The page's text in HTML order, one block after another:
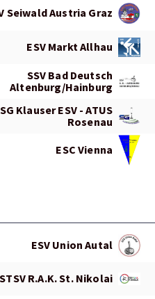
Seiwald Austria Graz
ESV Markt Allhau
SSV Bad Deutsch
Altenburg/Hainburg
SG Klauser ESV - ATUS
Rosenau
ESC Vienna
ESV Union Autal
STSV R.A.K. St. Nikolai